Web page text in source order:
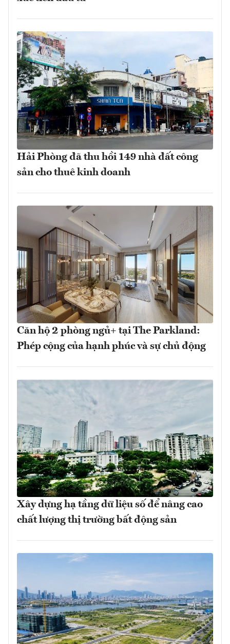
Hải Phòng đã thu hồi 149 nhà đất công
sản cho thuê kinh doanh
Căn hộ 2 phòng ngủ+ tại The Parkland:
Phép cộng của hạnh phúc và sự chủ động
Xây dựng hạ tầng dữ liệu số để nâng cao
chất lượng thị trường bất động sản